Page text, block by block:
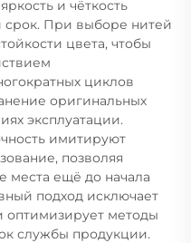
и чёткость
срок. При выборе нитей
цвета, чтобы
циклов
оригинальных
эксплуатации.
имитируют
позволяя
места ещё до начала
подход исключает
методы
службы продукции.